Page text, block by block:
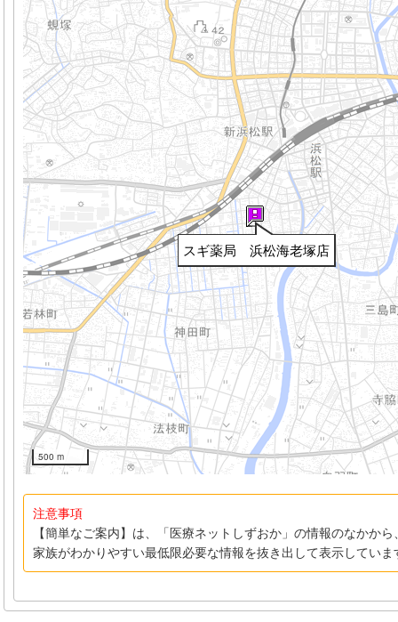
スギ薬局 浜松海老塚店
500 m
注意事項
【簡単なご案内】は、「医療ネットしずおか」の情報のなかか
家族がわかりやすい最低限必要な情報を抜き出して表示していま